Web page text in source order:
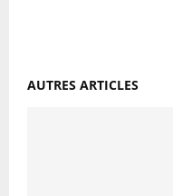
AUTRES ARTICLES